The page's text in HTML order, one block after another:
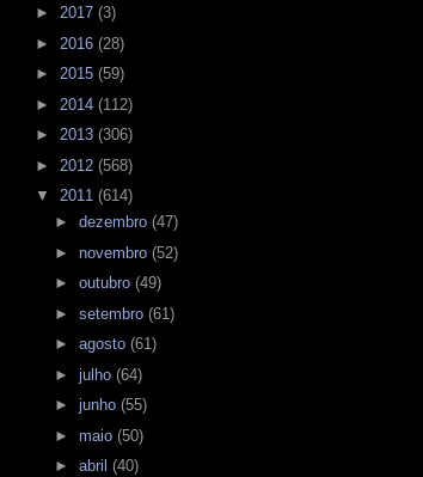
► 2017 (3)
► 2016 (28)
► 2015 (59)
► 2014 (112)
► 2013 (306)
► 2012 (568)
▼ 2011 (614)
► dezembro (47)
► novembro (52)
► outubro (49)
► setembro (61)
► agosto (61)
► julho (64)
► junho (55)
► maio (50)
► abril (40)